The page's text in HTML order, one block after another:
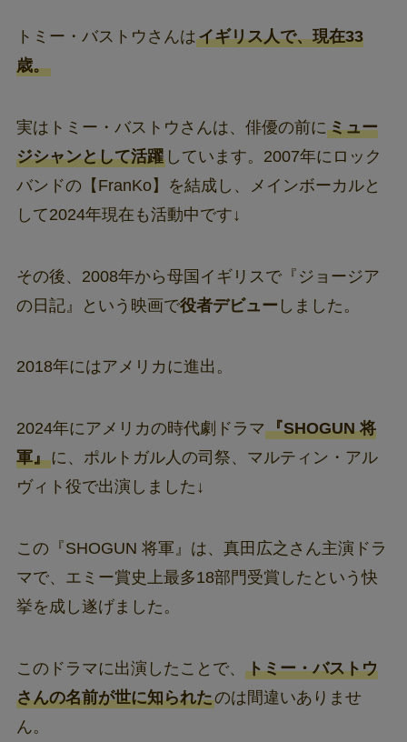
トミー・バストウさんはイギリス人で、現在33
歳。
実はトミー・バストウさんは、俳優の前にミュー
ジシャンとして活躍しています。2007年にロック
バンドの【FranKo】を結成し、メインボーカルと
して2024年現在も活動中です↓
その後、2008年から母国イギリスで『ジョージア
の⽇記』という映画で役者デビュー しました。
2018年にはアメリカに進出。
2024年にアメリカの時代劇ドラマ『SHOGUN 将
軍』に、ポルトガル人の司祭、マルティン・アル
ヴィト役で出演しました↓
この『SHOGUN 将軍』は、真田広之さん主演ドラ
マで、エミー賞史上最多18部門受賞したという快
挙を成し遂げました。
このドラマに出演したことで、 トミー・バストウ
さんの名前が世に知られたのは間違いありませ
ん。